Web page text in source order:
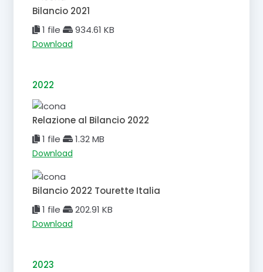
Bilancio 2021
1 file
934.61 KB
Download
2022
Relazione al Bilancio 2022
1 file
1.32 MB
Download
Bilancio 2022 Tourette Italia
1 file
202.91 KB
Download
2023